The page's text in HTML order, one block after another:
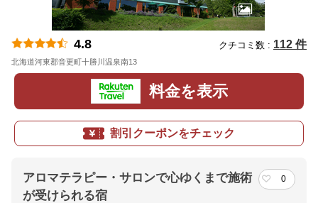
4.8 クチコミ数 : 112 件
北海道河東郡音更町十勝川温泉南13
料金を表示
割引クーポンをチェック
アロマテラピー・サロンで心ゆくまで施術
が受けられる宿
0